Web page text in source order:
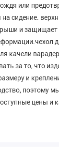
или
сидение.
и защищает
качели
за то, что
и
поэтому
цены и